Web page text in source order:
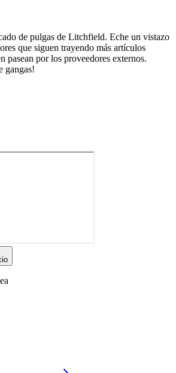
de pulgas de Litchfield. Eche un vistazo
que siguen trayendo más artículos
pasean por los proveedores externos.
gangas!